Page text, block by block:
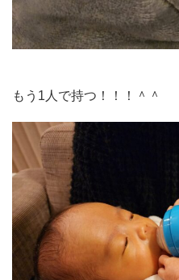
もう1人で持つ！！！＾＾